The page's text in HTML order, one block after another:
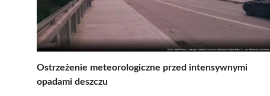
Ostrzeżenie meteorologiczne przed intensywnymi
opadami deszczu